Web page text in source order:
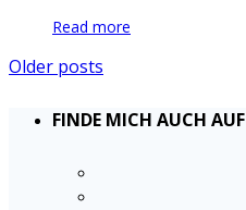
Read more
Older posts
FINDE MICH AUCH AUF